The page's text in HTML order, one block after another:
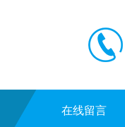
在线留言